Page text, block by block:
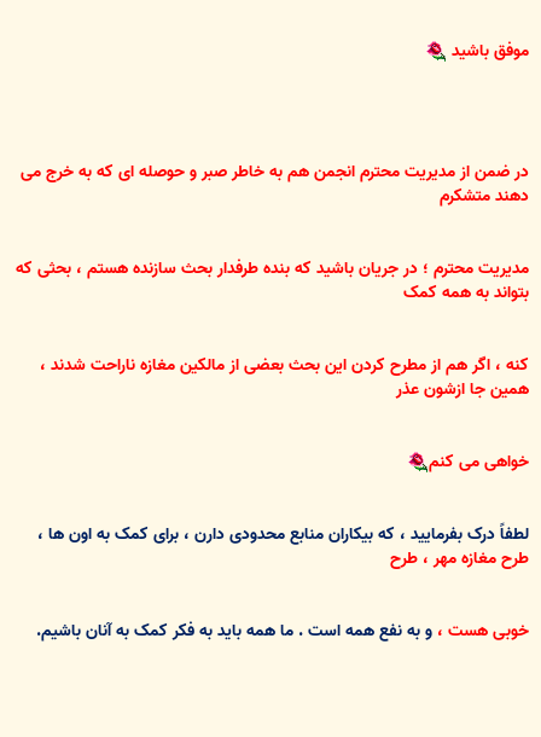
موفق باشید
در ضمن از مدیریت محترم انجمن هم به خاطر صبر و حوصله ای که به خرج می
دهند متشکرم
مدیریت محترم ؛ در جریان باشید که بنده طرفدار بحث سازنده هستم ، بحثی که
بتواند به همه کمک
کنه ، اگر هم از مطرح کردن این بحث بعضی از مالکین مغازه ناراحت شدند ،
همین جا ازشون عذر
خواهی می کنم
لطفاً درک بفرمایید ، که بیکاران منابع محدودی دارن ، برای کمک به اون ها ،
طرح مغازه مهر ، طرح
خوبی هست ، و به نفع همه است . ما همه باید به فکر کمک به آنان باشیم.